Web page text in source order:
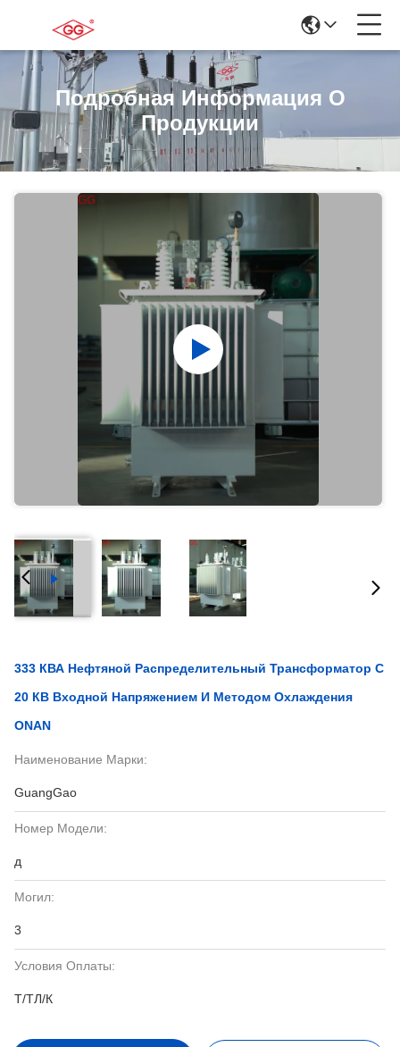
Подробная Информация О
Продукции
333 КВА Нефтяной Распределительный Трансформатор С
20 КВ Входной Напряжением И Методом Охлаждения
ONAN
Наименование Марки:
GuangGao
Номер Модели:
д
Могил:
3
Условия Оплаты:
Т/ТЛ/К